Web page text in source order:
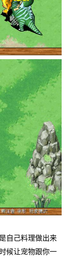
自己料理做出来
候让宠物跟你一